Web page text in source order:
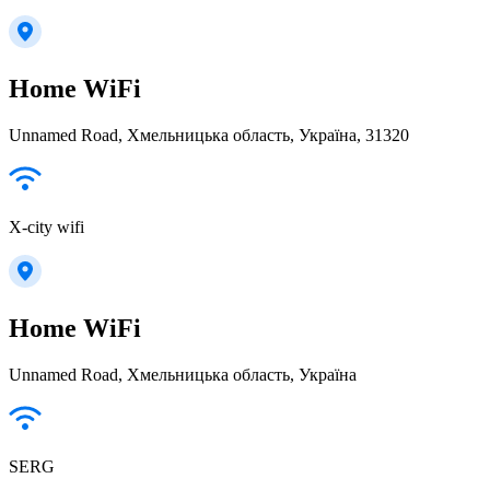
Home WiFi
Unnamed Road, Хмельницька область, Україна, 31320
X-city wifi
Home WiFi
Unnamed Road, Хмельницька область, Україна
SERG